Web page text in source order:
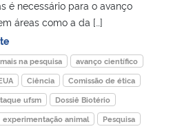
é necessário para o avanço
áreas como a da […]
na pesquisa
avanço científico
Ciência
Comissão de ética
ufsm
Dossiê Biotério
experimentação animal
Pesquisa